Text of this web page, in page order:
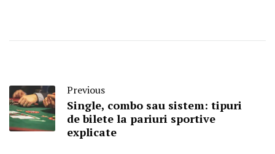
Previous
Single, combo sau sistem: tipuri
de bilete la pariuri sportive
explicate